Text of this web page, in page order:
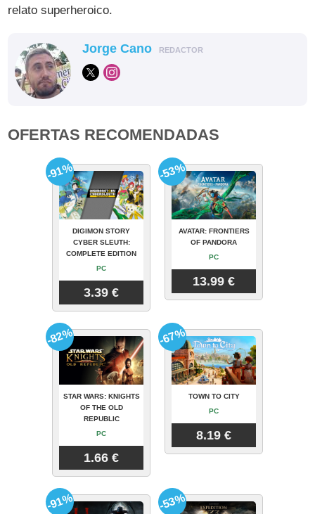
relato superheroico.
Jorge Cano REDACTOR
OFERTAS RECOMENDADAS
DIGIMON STORY
CYBER SLEUTH:
COMPLETE EDITION
PC
3.39 €
-91%
AVATAR: FRONTIERS
OF PANDORA
PC
13.99 €
-53%
STAR WARS: KNIGHTS
OF THE OLD
REPUBLIC
PC
1.66 €
-82%
TOWN TO CITY
PC
8.19 €
-67%
-91% -53%